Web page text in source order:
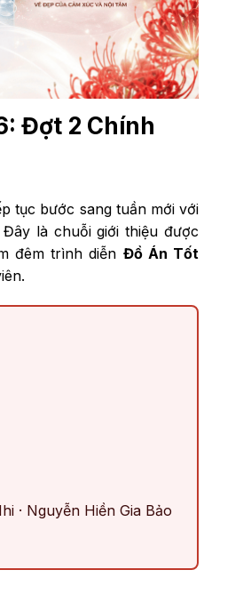
Đợt 2 Chính
tục bước sang tuần mới với
là chuỗi giới thiệu được
đêm trình diễn Đồ Án Tốt
· Nguyễn Hiền Gia Bảo